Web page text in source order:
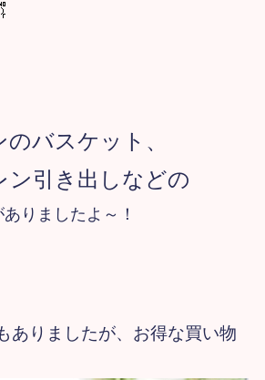
バスケット、
ン引き出しなどの
りましたよ～！
ありましたが、お得な買い物